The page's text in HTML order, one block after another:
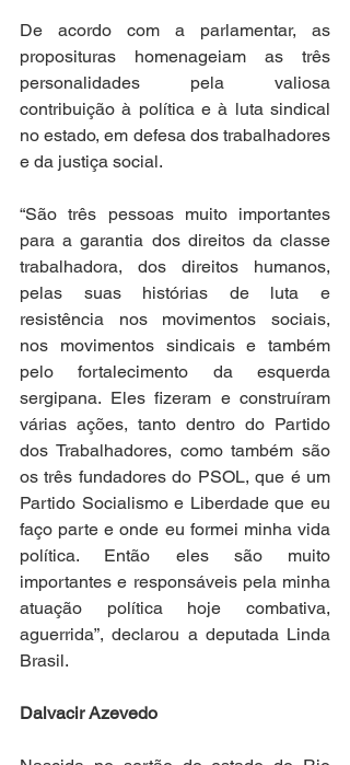
De acordo com a parlamentar, as
proposituras homenageiam as três
personalidades pela valiosa
contribuição à política e à luta sindical
no estado, em defesa dos trabalhadores
e da justiça social.
“São três pessoas muito importantes
para a garantia dos direitos da classe
trabalhadora, dos direitos humanos,
pelas suas histórias de luta e
resistência nos movimentos sociais,
nos movimentos sindicais e também
pelo fortalecimento da esquerda
sergipana. Eles fizeram e construíram
várias ações, tanto dentro do Partido
dos Trabalhadores, como também são
os três fundadores do PSOL, que é um
Partido Socialismo e Liberdade que eu
faço parte e onde eu formei minha vida
política. Então eles são muito
importantes e responsáveis pela minha
atuação política hoje combativa,
aguerrida”, declarou a deputada Linda
Brasil.
Dalvacir Azevedo